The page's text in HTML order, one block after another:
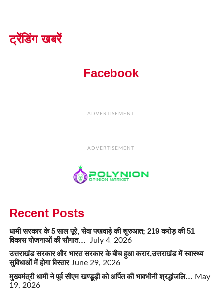
ट्रेंडिंग खबरें
Facebook
ADVERTISEMENT
ADVERTISEMENT
Recent Posts
धामी सरकार के 5 साल पूरे, सेवा पखवाड़े की शुरुआत; 219 करोड़ की 51
विकास योजनाओं की सौगात…
July 4, 2026
उत्तराखंड सरकार और भारत सरकार के बीच हुआ करार,उत्तराखंड में स्वास्थ्य
सुविधाओं में होगा विस्तार June 29, 2026
मुख्यमंत्री धामी ने पूर्व सीएम खण्डूड़ी को अर्पित की भावभीनी श्रद्धांजलि… May
19, 2026